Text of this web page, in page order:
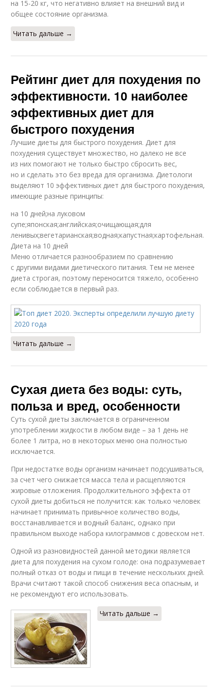
на 15-20 кг, что негативно влияет на внешний вид и
общее состояние организма.
Читать дальше →
Рейтинг диет для похудения по
эффективности. 10 наиболее
эффективных диет для
быстрого похудения
Лучшие диеты для быстрого похудения. Диет для
похудения существует множество, но далеко не все
из них помогают не только быстро сбросить вес,
но и сделать это без вреда для организма. Диетологи
выделяют 10 эффективных диет для быстрого похудения,
имеющие разные принципы:
на 10 дней;на луковом
супе;японская;английская;очищающая;для
ленивых;вегетарианская;водная;капустная;картофельная.
Диета на 10 дней
Меню отличается разнообразием по сравнению
с другими видами диетического питания. Тем не менее
диета строгая, поэтому переносится тяжело, особенно
если соблюдается в первый раз.
Читать дальше →
Сухая диета без воды: суть,
польза и вред, особенности
Суть сухой диеты заключается в ограниченном
употреблении жидкости в любом виде – за 1 день не
более 1 литра, но в некоторых меню она полностью
исключается.
При недостатке воды организм начинает подсушиваться,
за счет чего снижается масса тела и расщепляются
жировые отложения. Продолжительного эффекта от
сухой диеты добиться не получится: как только человек
начинает принимать привычное количество воды,
восстанавливается и водный баланс, однако при
правильном выходе набора килограммов с довеском нет.
Одной из разновидностей данной методики является
диета для похудения на сухом голоде: она подразумевает
полный отказ от воды и пищи в течение нескольких дней.
Врачи считают такой способ снижения веса опасным, и
не рекомендуют его использовать.
Читать дальше →